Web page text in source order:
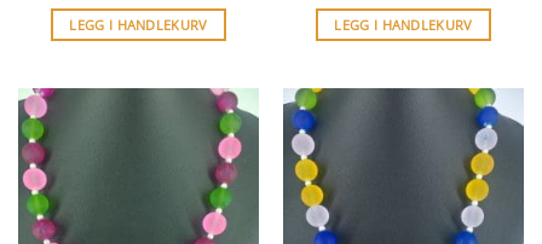
LEGG I HANDLEKURV
LEGG I HANDLEKURV